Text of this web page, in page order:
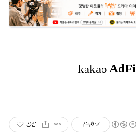
공감 구독하기